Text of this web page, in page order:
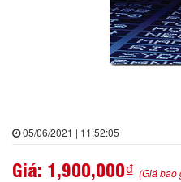
05/06/2021 | 11:52:05
Giá: 1,900,000₫ (Giá bao